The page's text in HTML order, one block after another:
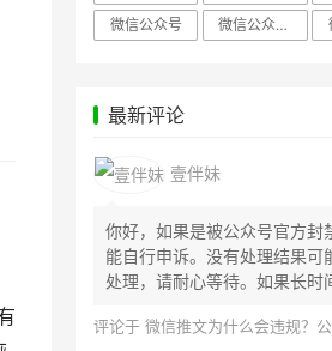
微信公众号
微信公众号，样式模板、公众号样式
最新评论
壹伴妹
你好，如果是被公众号官方封
能自行申诉。没有处理结果可
处理，请耐心等待。如果长时
评论于 微信推文为什么会违规？公众号文章怎么